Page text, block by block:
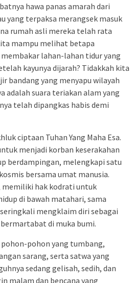
hawa panas amarah dari
yang terpaksa merangsek masuk
rumah asli mereka telah rata
mampu melihat betapa
lahan-lahan tidur yang
kayunya dijarah? Tidakkah kita
bandang yang menyapu wilayah
adalah suara teriakan alam yang
telah dipangkas habis demi
ciptaan Tuhan Yang Maha Esa.
menjadi korban keserakahan
berdampingan, melengkapi satu
bersama umat manusia.
memiliki hak kodrati untuk
di bawah matahari, sama
mengklaim diri sebagai
di muka bumi.
pohon yang tumbang,
sarang, serta satwa yang
sedang gelisah, sedih, dan
malam dan bencana yang